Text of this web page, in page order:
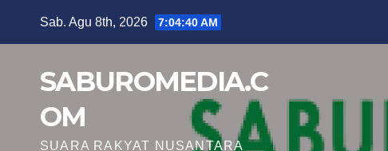
Sab. Agu 8th, 2026 7:04:41 AM
SABUROMEDIA.C
OM
SUARA RAKYAT NUSANTARA